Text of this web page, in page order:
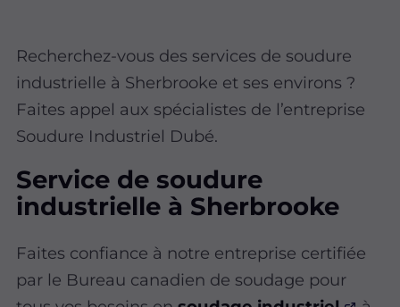
Recherchez-vous des services de soudure
industrielle à Sherbrooke et ses environs ?
Faites appel aux spécialistes de l’entreprise
Soudure Industriel Dubé.
Service de soudure
industrielle à Sherbrooke
Faites confiance à notre entreprise certifiée
par le Bureau canadien de soudage pour